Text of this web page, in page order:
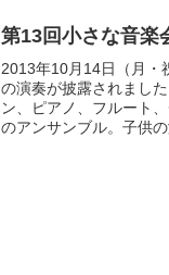
第13回小さな音楽
2013年10月14日（月・
の演奏が披露されまし
ン、ピアノ、フルート
のアンサンブル。子供